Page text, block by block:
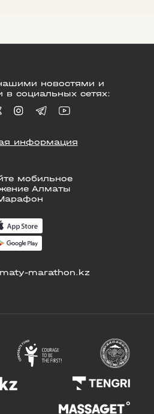
мобильное
Алматы
marathon.kz
новостями и
в социальных сетях:
информация